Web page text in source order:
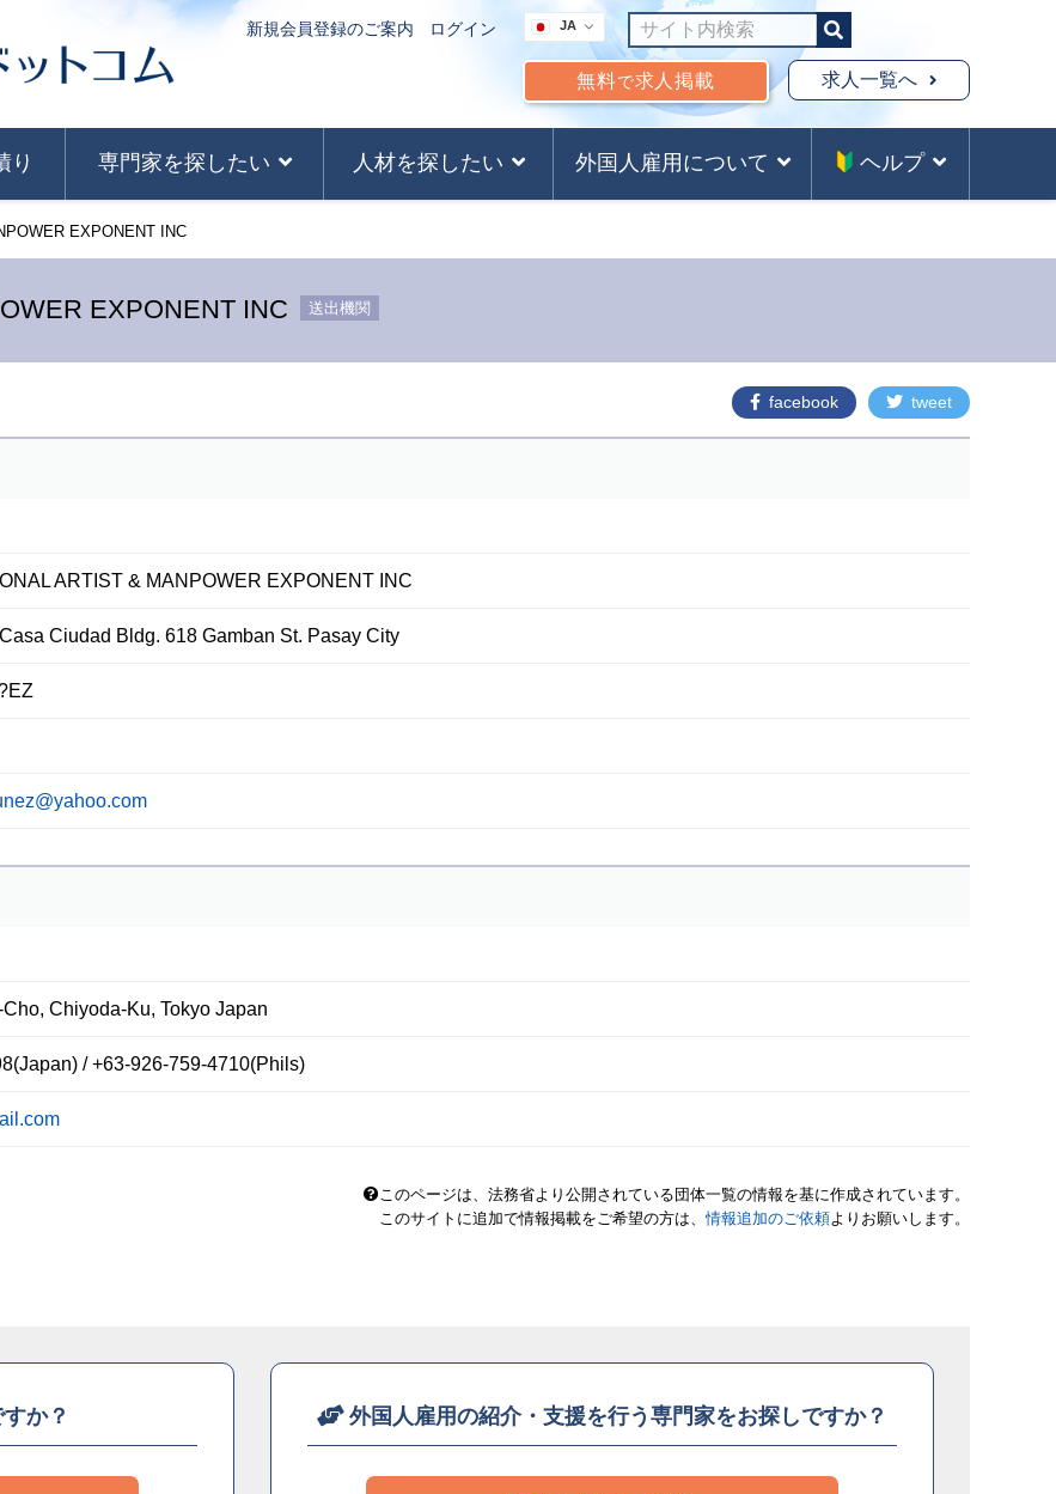
新規会員登録のご案内 ログイン JA
無料で求人掲載 求人一覧へ
り 専門家を探したい 人材を探したい 外国人雇用について ヘルプ
EXPONENT INC
EXPONENT INC 送出機関
facebook tweet
ARTIST & MANPOWER EXPONENT INC
Ciudad Bldg. 618 Gamban St. Pasay City
Chiyoda-Ku, Tokyo Japan
/ +63-926-759-4710(Phils)
このページは、法務省より公開されている団体一覧の情報を基に作成されています。
このサイトに追加で情報掲載をご希望の方は、情報追加のご依頼よりお願いします。
か？ 外国人雇用の紹介・支援を行う専門家をお探しですか？